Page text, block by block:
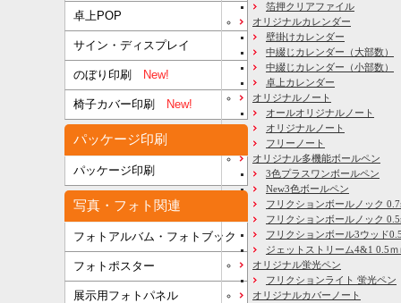
卓上POP
サイン・ディスプレイ
のぼり印刷 New!
椅子カバー印刷 New!
パッケージ印刷
パッケージ印刷
写真・フォト関連
フォトアルバム・フォトブック
フォトポスター
展示用フォトパネル
箔押クリアファイル
オリジナルカレンダー
壁掛けカレンダー
中綴じカレンダー（大部数）
中綴じカレンダー（小部数）
卓上カレンダー
オリジナルノート
オールオリジナルノート
オリジナルノート
フリーノート
オリジナル多機能ボールペン
3色プラスワンボールペン
New3色ボールペン
フリクションボールノック
フリクションボールノック
フリクションボール3ウッド
ジェットストリーム4&1 0.5ｍ
オリジナル蛍光ペン
フリクションライト 蛍光ペン
オリジナルカバーノート